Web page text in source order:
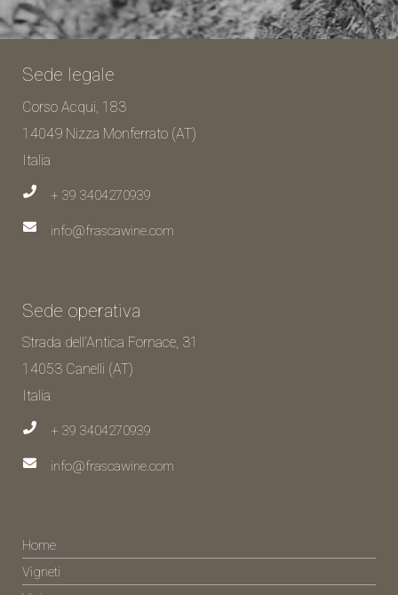
Sede legale
Corso Acqui, 183
14049 Nizza Monferrato (AT)
Italia
+ 39 3404270939
info@frascawine.com
Sede operativa
Strada dell’Antica Fornace, 31
14053 Canelli (AT)
Italia
+ 39 3404270939
info@frascawine.com
Home
Vigneti